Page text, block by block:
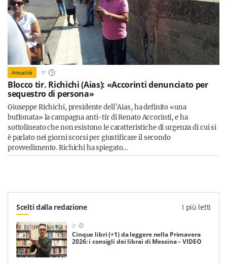
Attualità 1'
Blocco tir. Richichi (Aias): «Accorinti denunciato per
sequestro di persona»
Giuseppe Richichi, presidente dell’Aias, ha definito «una
buffonata» la campagna anti-tir di Renato Accorinti, e ha
sottolineato che non esistono le caratteristiche di urgenza di cui si
è parlato nei giorni scorsi per giustificare il secondo
provvedimento. Richichi ha spiegato…
Scelti dalla redazione I più letti
2'
Cinque libri (+1) da leggere nella Primavera
2026: i consigli dei librai di Messina – VIDEO